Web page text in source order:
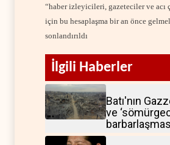
“haber izleyicileri, gazeteciler ve
için bu hesaplaşma bir an önce
sonlandırıldı
İlgili Haberler
Batı'nın
ve